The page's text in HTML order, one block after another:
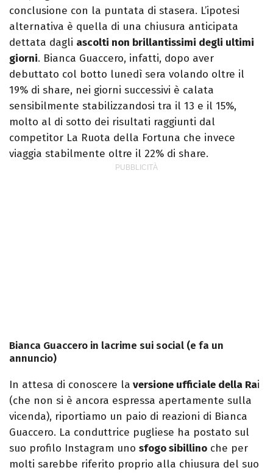
conclusione con la puntata di stasera. L’ipotesi
alternativa è quella di una chiusura anticipata
dettata dagli ascolti non brillantissimi degli ultimi
giorni. Bianca Guaccero, infatti, dopo aver
debuttato col botto lunedì sera volando oltre il
19% di share, nei giorni successivi è calata
sensibilmente stabilizzandosi tra il 13 e il 15%,
molto al di sotto dei risultati raggiunti dal
competitor La Ruota della Fortuna che invece
viaggia stabilmente oltre il 22% di share.
Bianca Guaccero in lacrime sui social (e fa un
annuncio)
In attesa di conoscere la versione ufficiale della Rai
(che non si è ancora espressa apertamente sulla
vicenda), riportiamo un paio di reazioni di Bianca
Guaccero. La conduttrice pugliese ha postato sul
suo profilo Instagram uno sfogo sibillino che per
molti sarebbe riferito proprio alla chiusura del suo